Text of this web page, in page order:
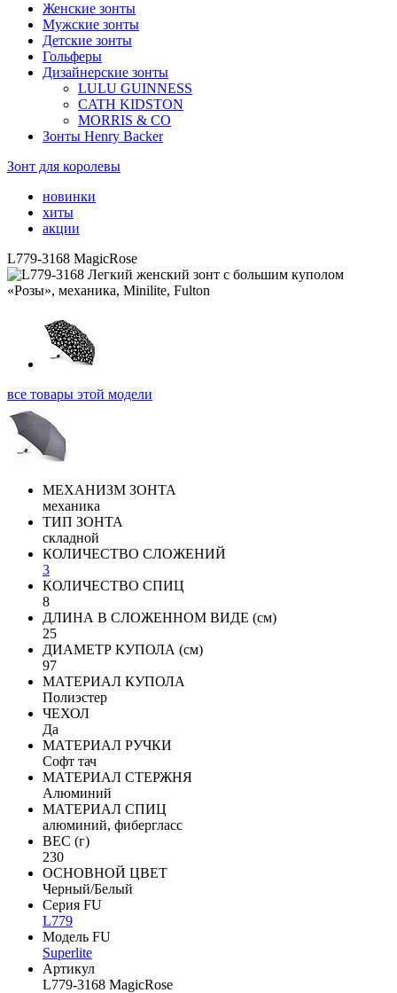
Женские зонты
Мужские зонты
Детские зонты
Гольферы
Дизайнерские зонты
LULU GUINNESS
CATH KIDSTON
MORRIS & CO
Зонты Henry Backer
Зонт для королевы
новинки
хиты
акции
L779-3168 MagicRose
все товары этой модели
МЕХАНИЗМ ЗОНТА
механика
ТИП ЗОНТА
складной
КОЛИЧЕСТВО СЛОЖЕНИЙ
3
КОЛИЧЕСТВО СПИЦ
8
ДЛИНА В СЛОЖЕННОМ ВИДЕ (см)
25
ДИАМЕТР КУПОЛА (см)
97
МАТЕРИАЛ КУПОЛА
Полиэстер
ЧЕХОЛ
Да
МАТЕРИАЛ РУЧКИ
Софт тач
МАТЕРИАЛ СТЕРЖНЯ
Алюминий
МАТЕРИАЛ СПИЦ
алюминий, фибергласс
ВЕС (г)
230
ОСНОВНОЙ ЦВЕТ
Черный/Белый
Серия FU
L779
Модель FU
Superlite
Артикул
L779-3168 MagicRose